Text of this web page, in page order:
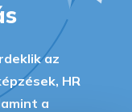
az
HR
a